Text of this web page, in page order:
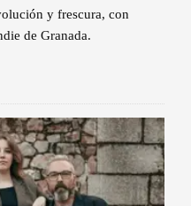
y frescura, con
de Granada.